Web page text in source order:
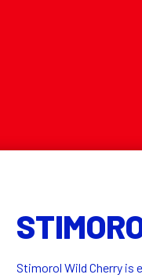
Stimorol Wild Cherry is